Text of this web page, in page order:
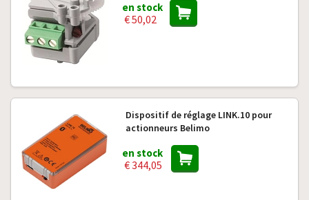
en stock
€ 50,02
Dispositif de réglage LINK.10 pour
actionneurs Belimo
en stock
€ 344,05